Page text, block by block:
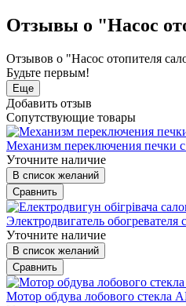
Отзывы о "Насос
Отзывов о "Насос отопителя
Будьте первым!
Еще
Добавить отзыв
Сопутствующие товары
Механизм переключения печки
Уточните наличие
В список желаний
Сравнить
Электродвигатель
Уточните наличие
В список желаний
Сравнить
Мотор обдува лобового стекла